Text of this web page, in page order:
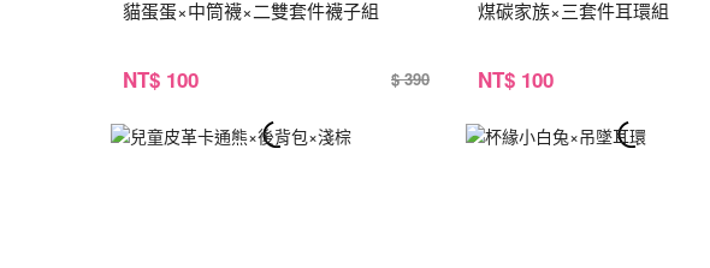
貓蛋蛋×中筒襪×二雙套件襪子組
NT$ 100 $ 390
煤碳家族×三套件耳環組
NT$ 100